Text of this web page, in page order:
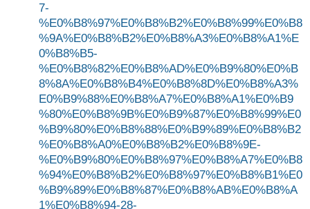
7-
%E0%B8%97%E0%B8%B2%E0%B8%99%E0%B8
%9A%E0%B8%B2%E0%B8%A3%E0%B8%A1%E
0%B8%B5-
%E0%B8%82%E0%B8%AD%E0%B9%80%E0%B
8%8A%E0%B8%B4%E0%B8%8D%E0%B8%A3%
E0%B9%88%E0%B8%A7%E0%B8%A1%E0%B9
%80%E0%B8%9B%E0%B9%87%E0%B8%99%E0
%B9%80%E0%B8%88%E0%B9%89%E0%B8%B2
%E0%B8%A0%E0%B8%B2%E0%B8%9E-
%E0%B9%80%E0%B8%97%E0%B8%A7%E0%B8
%94%E0%B8%B2%E0%B8%97%E0%B8%B1%E0
%B9%89%E0%B8%87%E0%B8%AB%E0%B8%A
1%E0%B8%94-28-